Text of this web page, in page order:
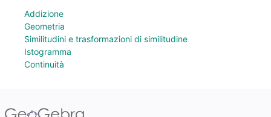
Addizione
Geometria
Similitudini e trasformazioni di similitudine
Istogramma
Continuità